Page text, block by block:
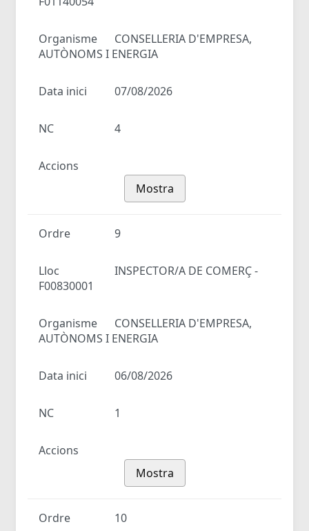
Organisme
CONSELLERIA D'EMPRESA,
AUTÒNOMS I ENERGIA
Data inici 07/08/2026
NC 4
Accions
Mostra
Ordre 9
Lloc
INSPECTOR/A DE COMERÇ -
F00830001
Organisme
CONSELLERIA D'EMPRESA,
AUTÒNOMS I ENERGIA
Data inici 06/08/2026
NC 1
Accions
Mostra
Ordre 10